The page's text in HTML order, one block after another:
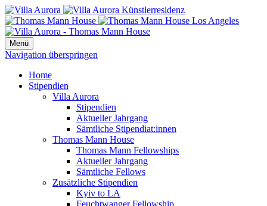
Menü
Navigation überspringen
Home
Stipendien
Villa Aurora
Stipendien
Aktueller Jahrgang
Sämtliche Stipendiat:innen
Thomas Mann House
Thomas Mann Fellowships
Aktueller Jahrgang
Sämtliche Fellows
Zusätzliche Stipendien
Kyiv to LA
Feuchtwanger Fellowship